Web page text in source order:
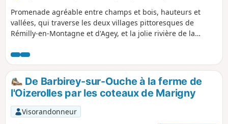
Promenade agréable entre champs et bois, hauteurs et
vallées, qui traverse les deux villages pittoresques de
Rémilly-en-Montagne et d'Agey, et la jolie rivière de la
les champs vaches, chevaux.Petits sentiers bordés de
cabotes, petites cabanes de pierre, de prairies verdoyantes,
avec de jolis points de vue sur les vallées de l'Ouche et de la
Sirène, et sur la Côte de Sombernon.
De Barbirey-sur-Ouche à la ferme de
l'Oizerolles par les coteaux de Marigny
Visorandonneur